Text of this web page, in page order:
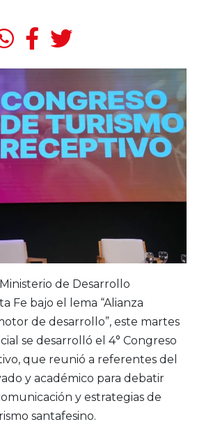
de Desarrollo
Fe bajo el lema “Alianza
de desarrollo”, este martes
se desarrolló el 4° Congreso
que reunió a referentes del
y académico para debatir
y estrategias de
santafesino.